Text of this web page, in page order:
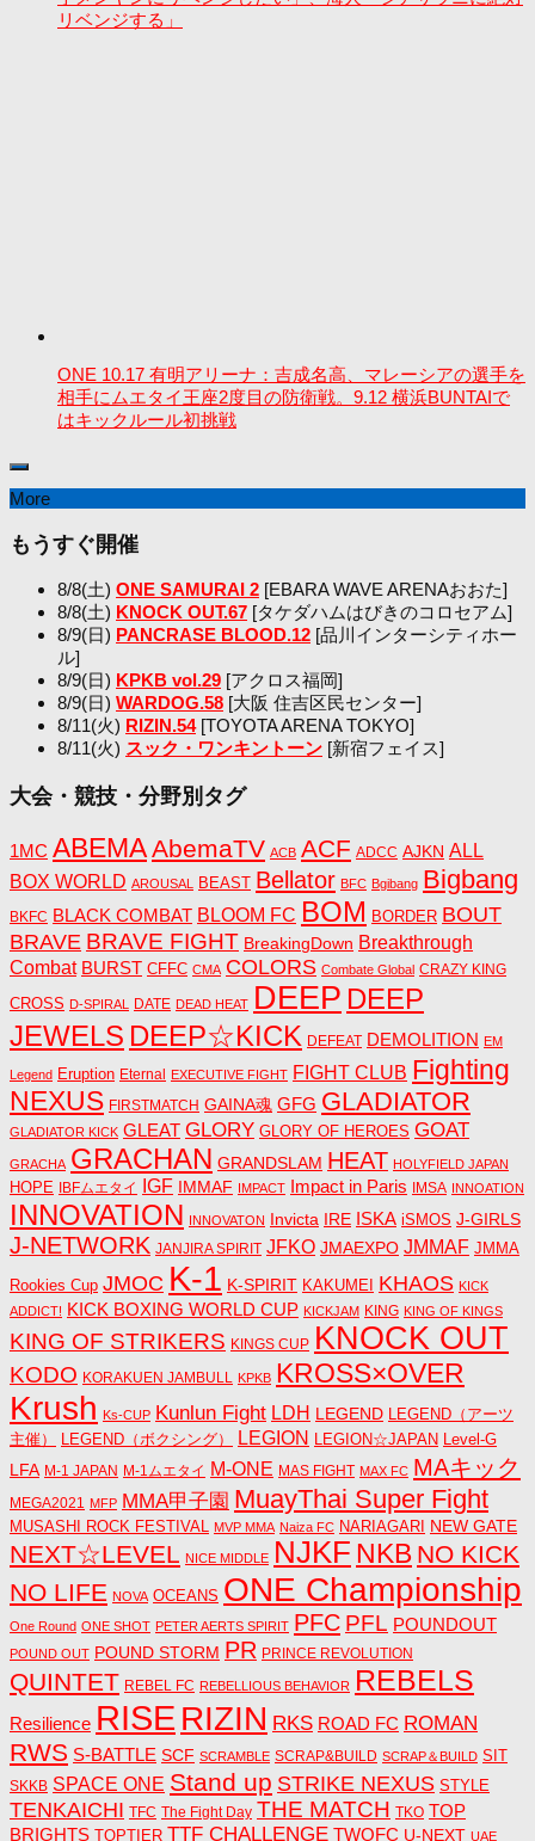
リベンジする」
ONE 10.17 有明アリーナ：吉成名高、マレーシアの選手を
相手にムエタイ王座2度目の防衛戦。9.12 横浜BUNTAIで
はキックルール初挑戦
More
もうすぐ開催
8/8(土) ONE SAMURAI 2 [EBARA WAVE ARENAおおた]
8/8(土) KNOCK OUT.67 [タケダハムはびきのコロセアム]
8/9(日) PANCRASE BLOOD.12 [品川インターシティホー
ル]
8/9(日) KPKB vol.29 [アクロス福岡]
8/9(日) WARDOG.58 [大阪 住吉区民センター]
8/11(火) RIZIN.54[TOYOTA ARENA TOKYO]
8/11(火) スック・ワンキントーン [新宿フェイス]
大会・競技・分野別タグ
1MC ABEMA AbemaTV ACB ACF ADCC AJKN ALL
BOX WORLD AROUSAL BEAST Bellator BFC Bgibang Bigbang
BKFC BLACK COMBAT BLOOM FC BOM BORDER BOUT
BRAVE BRAVE FIGHT BreakingDown Breakthrough
Combat BURST CFFC CMA COLORS Combate Global CRAZY KING
CROSS D-SPIRAL DATE DEAD HEAT DEEP DEEP
JEWELS DEEP☆KICK DEFEAT DEMOLITION EM
Legend Eruption Eternal EXECUTIVE FIGHT FIGHT CLUB Fighting
NEXUS FIRSTMATCH GAINA魂 GFG GLADIATOR
GLADIATOR KICK GLEAT GLORY GLORY OF HEROES GOAT
GRACHA GRACHAN GRANDSLAM HEAT HOLYFIELD JAPAN
HOPE IBFムエタイ IGF IMMAF IMPACT Impact in Paris IMSA INNOATION
INNOVATION INNOVATON Invicta IRE ISKA iSMOS J-GIRLS
J-NETWORK JANJIRA SPIRIT JFKO JMAEXPO JMMAF JMMA
Rookies Cup JMOC K-1 K-SPIRIT KAKUMEI KHAOS KICK
ADDICT! KICK BOXING WORLD CUP KICKJAM KING KING OF KINGS
KING OF STRIKERS KINGS CUP KNOCK OUT
KODO KORAKUEN JAMBULL KPKB KROSS×OVER
Krush Ks-CUP Kunlun Fight LDH LEGEND LEGEND（アーツ
主催）
LEGEND（ボクシング） LEGION LEGION☆JAPAN Level-G
LFA M-1 JAPAN M-1ムエタイ M-ONE MAS FIGHT MAX FC MAキック
MEGA2021 MFP MMA甲子園 MuayThai Super Fight
MUSASHI ROCK FESTIVAL MVP MMA Naiza FC NARIAGARI NEW GATE
NEXT☆LEVEL NICE MIDDLE NJKF NKB NO KICK
NO LIFE NOVA OCEANS ONE Championship
One Round ONE SHOT PETER AERTS SPIRIT PFC PFL POUNDOUT
POUND OUT POUND STORM PR PRINCE REVOLUTION
QUINTET REBEL FC REBELLIOUS BEHAVIOR REBELS
Resilience RISE RIZIN RKS ROAD FC ROMAN
RWS S-BATTLE SCF SCRAMBLE SCRAP&BUILD SCRAP＆BUILD SIT
SKKB SPACE ONE Stand up STRIKE NEXUS STYLE
TENKAICHI TFC The Fight Day THE MATCH TKO TOP
BRIGHTS TOPTIER TTF CHALLENGE TWOFC U-NEXT UAE